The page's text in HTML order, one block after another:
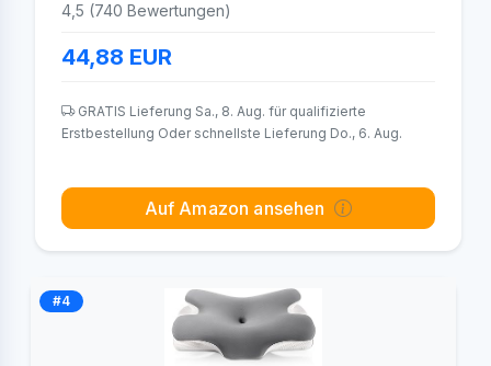
4,5 (740 Bewertungen)
44,88 EUR
GRATIS Lieferung Sa., 8. Aug. für qualifizierte
Erstbestellung Oder schnellste Lieferung Do., 6. Aug.
Auf Amazon ansehen
#4